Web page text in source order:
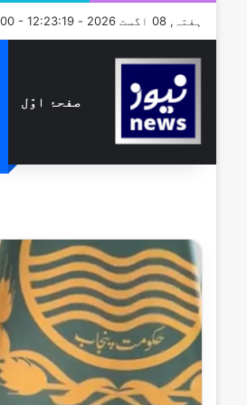
ہفتہ, 08 اگست 2026 - GMT+0500 - 12:23:19
صفحۂ اوّل